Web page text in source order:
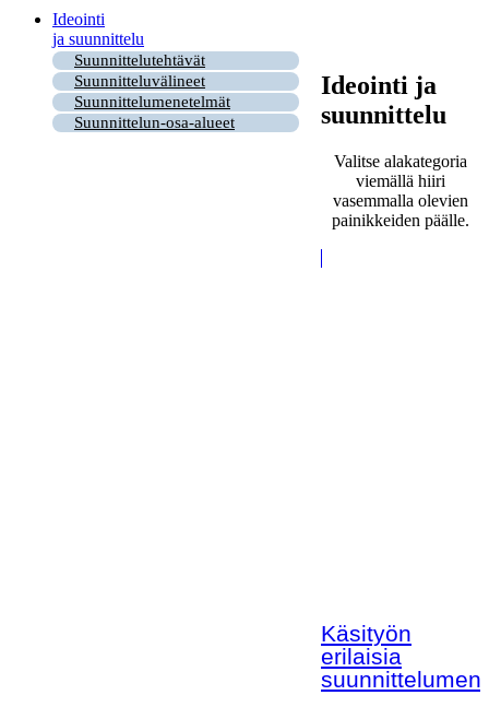
Ideointi
ja suunnittelu
Suunnittelutehtävät
Suunnitteluvälineet
Suunnittelumenetelmät
Suunnittelun-osa-alueet
Ideointi ja
suunnittelu
Valitse alakategoria
viemällä hiiri
vasemmalla olevien
painikkeiden päälle.
Käsityön
erilaisia